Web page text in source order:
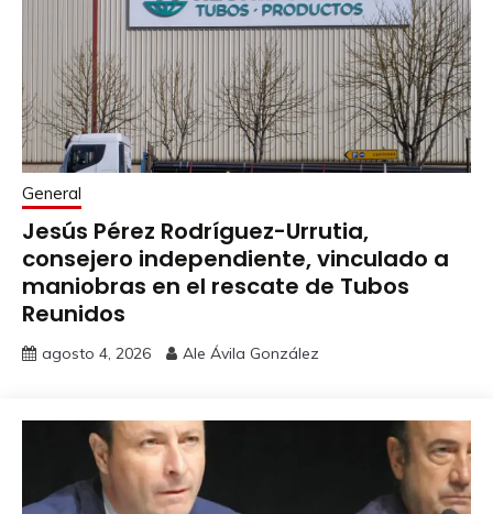
General
Jesús Pérez Rodríguez-Urrutia,
consejero independiente, vinculado a
maniobras en el rescate de Tubos
Reunidos
agosto 4, 2026 Ale Ávila González